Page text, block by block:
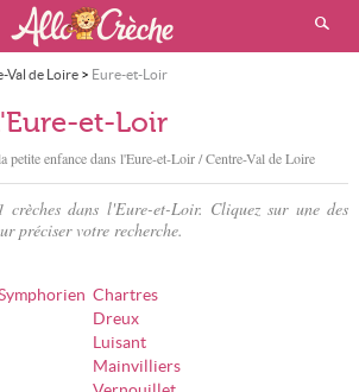
Val de Loire> Eure-et-Loir
et-Loir
petite enfance dans l'Eure-et-Loir/ Centre-Val de Loire
crèches dans l'Eure-et-Loir. Cliquez sur une des
préciser votre recherche.
Chartres
Dreux
Luisant
Mainvilliers